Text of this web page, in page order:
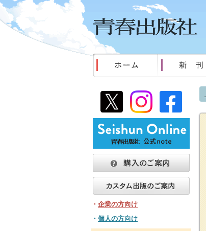
・ 企業の方向け
・ 個人の方向け